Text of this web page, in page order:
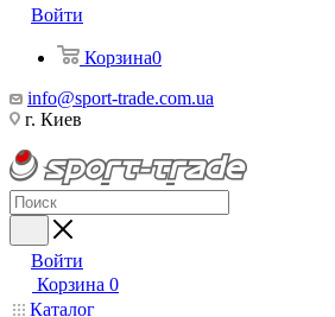
Войти
Корзина0
info@sport-trade.com.ua
г. Киев
Войти
Корзина 0
Каталог